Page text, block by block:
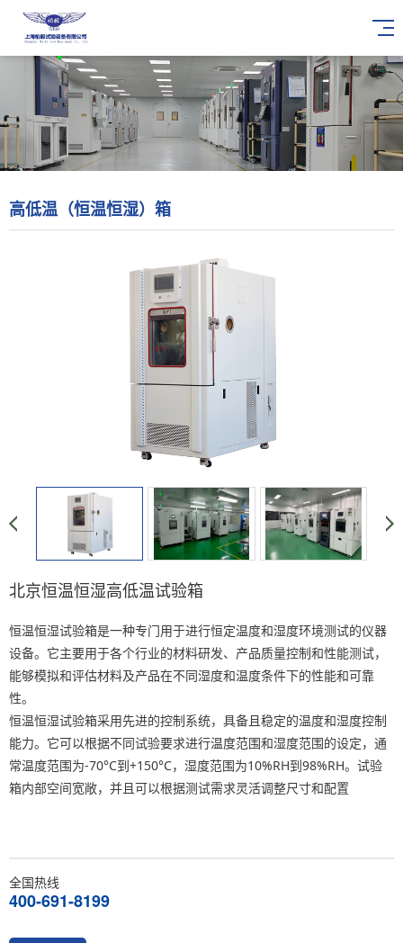
高低温（恒温恒湿）箱
北京恒温恒湿高低温试验箱
恒温恒湿试验箱是一种专门用于进行恒定温度和湿度环境测试的仪器
设备。它主要用于各个行业的材料研发、产品质量控制和性能测试，
能够模拟和评估材料及产品在不同湿度和温度条件下的性能和可靠
性。
恒温恒湿试验箱采用先进的控制系统，具备且稳定的温度和湿度控制
能力。它可以根据不同试验要求进行温度范围和湿度范围的设定，通
常温度范围为-70°C到+150°C，湿度范围为10%RH到98%RH。试验
箱内部空间宽敞，并且可以根据测试需求灵活调整尺寸和配置
全国热线
400-691-8199